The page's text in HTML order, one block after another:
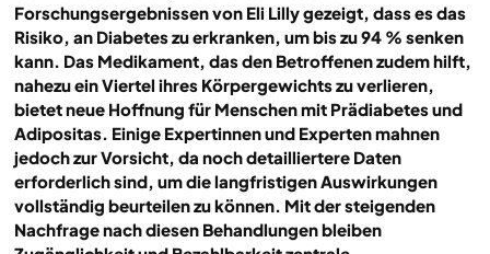
Forschungsergebnissen von Eli Lilly gezeigt, dass es das
Risiko, an Diabetes zu erkranken, um bis zu 94 % senken
kann. Das Medikament, das den Betroffenen zudem hilft,
nahezu ein Viertel ihres Körpergewichts zu verlieren,
bietet neue Hoffnung für Menschen mit Prädiabetes und
Adipositas. Einige Expertinnen und Experten mahnen
jedoch zur Vorsicht, da noch detailliertere Daten
erforderlich sind, um die langfristigen Auswirkungen
vollständig beurteilen zu können. Mit der steigenden
Nachfrage nach diesen Behandlungen bleiben